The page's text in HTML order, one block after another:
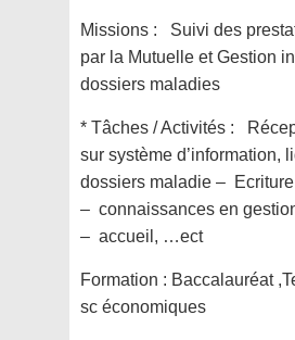
Missions : Suivi des
par la Mutuelle et Gestion
dossiers maladies
* Tâches / Activités :
sur système d’information,
dossiers maladie –
– connaissances en
– accueil, …ect
Formation : Baccalauréat
sc économiques